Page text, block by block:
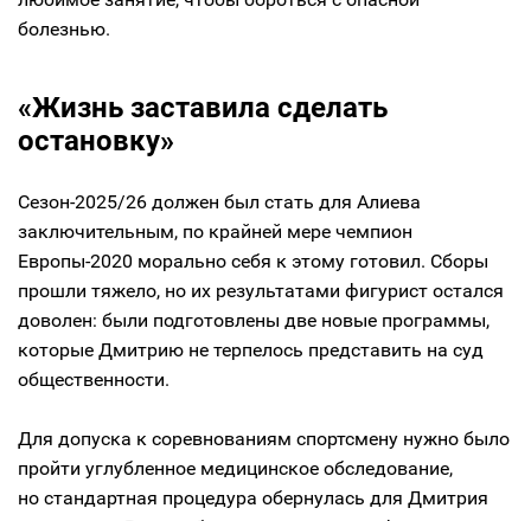
болезнью.
«Жизнь заставила сделать
остановку»
Сезон-2025/26 должен был стать для Алиева
заключительным, по крайней мере чемпион
Европы-2020 морально себя к этому готовил. Сборы
прошли тяжело, но их результатами фигурист остался
доволен: были подготовлены две новые программы,
которые Дмитрию не терпелось представить на суд
общественности.
Для допуска к соревнованиям спортсмену нужно было
пройти углубленное медицинское обследование,
но стандартная процедура обернулась для Дмитрия